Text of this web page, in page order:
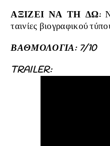
ΑΞΙΖΕΙ ΝΑ ΤΗ ΔΩ:
ταινίες βιογραφικού
ΒΑΘΜΟΛΟΓΙΑ: 7/10
TRAILER: